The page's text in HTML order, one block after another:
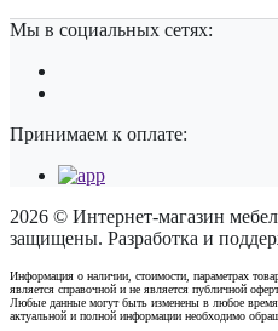
Мы в социальных сетях:
Принимаем к оплате:
2026 © Интернет-магазин
защищены. Разработка и
Информация о наличии, стоимости, параметрах
является справочной и не является публичной
Любые данные могут быть изменены в любое
актуальной и полной информации необходимо